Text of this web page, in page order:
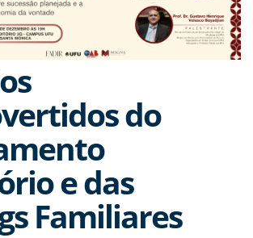
do
e das
Familiares